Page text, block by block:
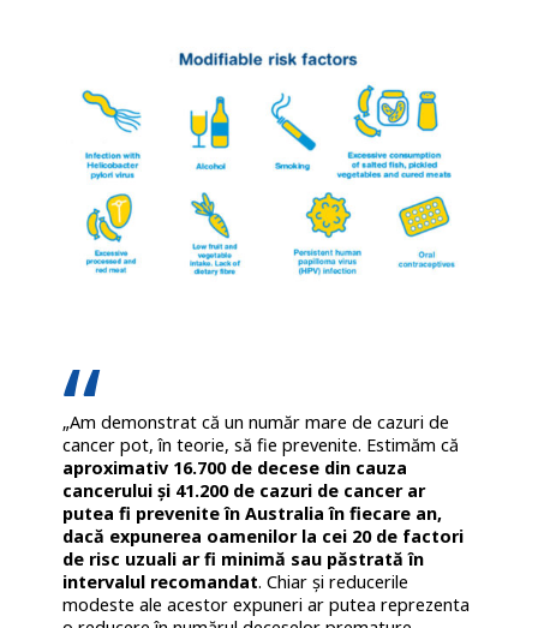
„Am demonstrat că un număr mare de cazuri de
cancer pot, în teorie, să fie prevenite. Estimăm că
aproximativ 16.700 de decese din cauza
cancerului și 41.200 de cazuri de cancer ar
putea fi prevenite în Australia în fiecare an,
dacă expunerea oamenilor la cei 20 de factori
de risc uzuali ar fi minimă sau păstrată în
intervalul recomandat. Chiar și reducerile
modeste ale acestor expuneri ar putea reprezenta